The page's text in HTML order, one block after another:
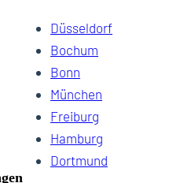
Düsseldorf
Bochum
Bonn
München
Freiburg
Hamburg
Dortmund